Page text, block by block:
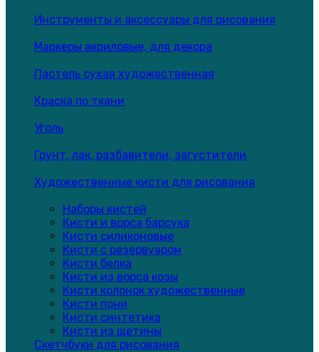
Инструменты и аксессуары для рисования
Маркеры акриловые, для декора
Пастель сухая художественная
Краска по ткани
Уголь
Грунт, лак, разбавители, загустители
Художественные кисти для рисования
Наборы кистей
Кисти и ворса барсука
Кисти силиконовые
Кисти с резервуаром
Кисти белка
Кисти из ворса козы
Кисти колонок художественные
Кисти пони
Кисти синтетика
Кисти из щетины
Скетчбуки для рисования